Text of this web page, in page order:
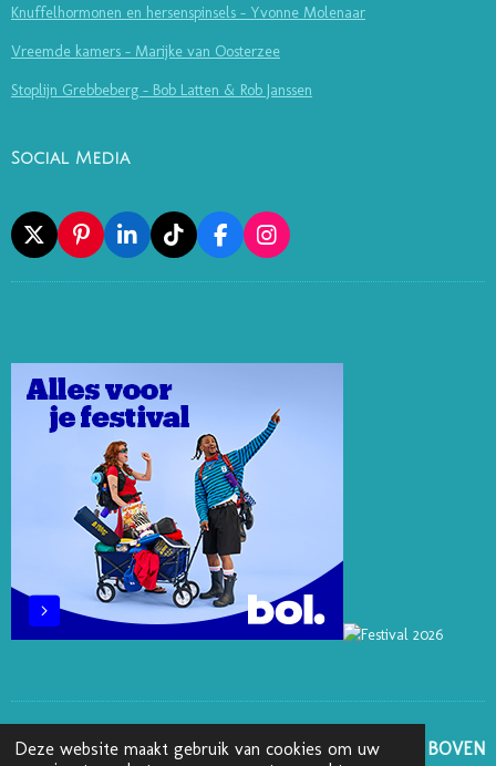
Deze website maakt gebruik van cookies om uw
Knuffelhormonen en hersenspinsels - Yvonne Molenaar
Vreemde kamers - Marijke van Oosterzee
Stoplijn Grebbeberg - Bob Latten & Rob Janssen
Social Media
X
P
I
N
E
S
T
L
I
N
I
N
T
I
K
F
A
C
O
I
N
S
R
M
GA NAAR BOVEN